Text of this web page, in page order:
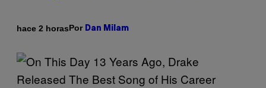
hace 2 horasPor Dan Milam